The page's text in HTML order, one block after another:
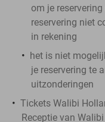
om je
reservering niet
in rekening
het is niet
je reservering te
uitzonderingen
Tickets Walibi
Receptie van